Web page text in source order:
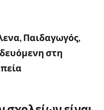
Παιδαγωγός,
στη